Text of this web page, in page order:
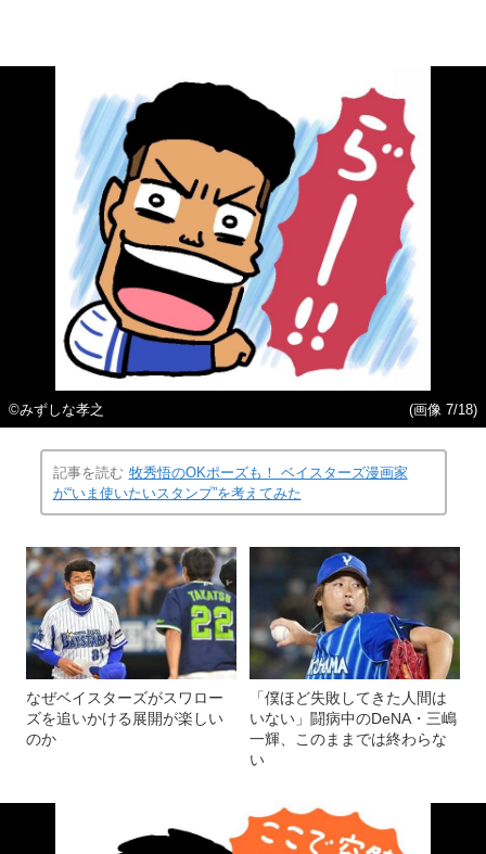
©みずしな孝之 (画像 7/18)
記事を読む 牧秀悟のOKポーズも！ ベイスターズ漫画家
が“いま使いたいスタンプ”を考えてみた
なぜベイスターズがスワロー
ズを追いかける展開が楽しい
のか
「僕ほど失敗してきた人間は
いない」闘病中のDeNA・三嶋
一輝、このままでは終わらな
い